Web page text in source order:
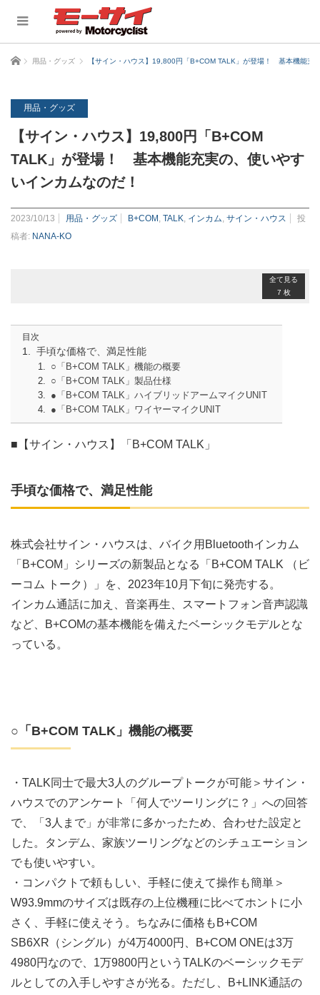
ホーム 用品・グッズ 【サイン・ハウス】19,800円「B+COM TALK」が登場！ 基本機能充
用品・グッズ
【サイン・ハウス】19,800円「B+COM
TALK」が登場！ 基本機能充実の、使いやす
いインカムなのだ！
2023/10/13 用品・グッズ B+COM TALK インカム サイン・ハウス
投
稿者: NANA-KO
全て見る
7 枚
目次
手頃な価格で、満足性能
○「B+COM TALK」機能の概要
○「B+COM TALK」製品仕様
●「B+COM TALK」ハイブリッドアームマイクUNIT
●「B+COM TALK」ワイヤーマイクUNIT
■【サイン・ハウス】「B+COM TALK」
手頃な価格で、満足性能
株式会社サイン・ハウスは、バイク用Bluetoothインカム
「B+COM」シリーズの新製品となる「B+COM TALK （ビ
ーコム トーク）」を、2023年10月下旬に発売する。
インカム通話に加え、音楽再生、スマートフォン音声認識
など、B+COMの基本機能を備えたベーシックモデルとな
っている。
○「B+COM TALK」機能の概要
・TALK同士で最大3人のグループトークが可能＞サイン・
ハウスでのアンケート「何人でツーリングに？」への回答
で、「3人まで」が非常に多かったため、合わせた設定と
した。タンデム、家族ツーリングなどのシチュエーション
でも使いやすい。
・コンパクトで頼もしい、手軽に使えて操作も簡単＞
W93.9mmのサイズは既存の上位機種に比べてホントに小
さく、手軽に使えそう。ちなみに価格もB+COM
SB6XR（シングル）が4万4000円、B+COM ONEは3万
4980円なので、1万9800円というTALKのベーシックモデ
ルとしての入手しやすさが光る。ただし、B+LINK通話の